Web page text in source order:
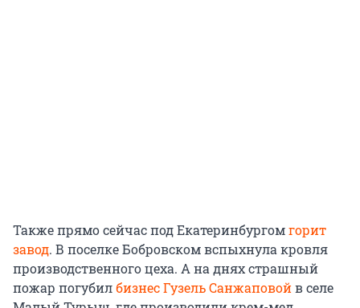
Также прямо сейчас под Екатеринбургомгорит
завод. В поселке Бобровском вспыхнула кровля
производственного цеха. А на днях страшный
пожар погубилбизнес Гузель Санжаповойв селе